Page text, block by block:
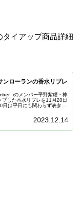
イアップ商品詳細
ンローランの香水リブレ
のメンバー平野紫耀・神
した香水リブレを11月20日
日は平日にも関わらず表参道
2023.12.14